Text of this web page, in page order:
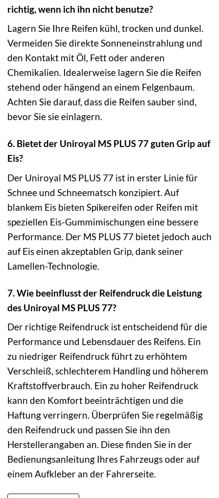
richtig, wenn ich ihn nicht benutze?
Lagern Sie Ihre Reifen kühl, trocken und dunkel.
Vermeiden Sie direkte Sonneneinstrahlung und
den Kontakt mit Öl, Fett oder anderen
Chemikalien. Idealerweise lagern Sie die Reifen
stehend oder hängend an einem Felgenbaum.
Achten Sie darauf, dass die Reifen sauber sind,
bevor Sie sie einlagern.
6. Bietet der Uniroyal MS PLUS 77 guten Grip auf
Eis?
Der Uniroyal MS PLUS 77 ist in erster Linie für
Schnee und Schneematsch konzipiert. Auf
blankem Eis bieten Spikereifen oder Reifen mit
speziellen Eis-Gummimischungen eine bessere
Performance. Der MS PLUS 77 bietet jedoch auch
auf Eis einen akzeptablen Grip, dank seiner
Lamellen-Technologie.
7. Wie beeinflusst der Reifendruck die Leistung
des Uniroyal MS PLUS 77?
Der richtige Reifendruck ist entscheidend für die
Performance und Lebensdauer des Reifens. Ein
zu niedriger Reifendruck führt zu erhöhtem
Verschleiß, schlechterem Handling und höherem
Kraftstoffverbrauch. Ein zu hoher Reifendruck
kann den Komfort beeinträchtigen und die
Haftung verringern. Überprüfen Sie regelmäßig
den Reifendruck und passen Sie ihn den
Herstellerangaben an. Diese finden Sie in der
Bedienungsanleitung Ihres Fahrzeugs oder auf
einem Aufkleber an der Fahrerseite.